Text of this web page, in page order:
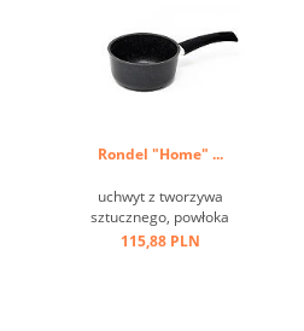
Rondel "Home" ...
uchwyt z tworzywa
sztucznego, powłoka
przeciw przwierająca ...
115,88 PLN